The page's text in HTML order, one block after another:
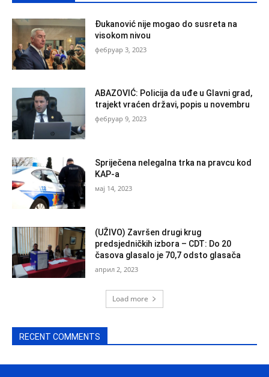
Đukanović nije mogao do susreta na
visokom nivou
фебруар 3, 2023
ABAZOVIĆ: Policija da uđe u Glavni grad,
trajekt vraćen državi, popis u novembru
фебруар 9, 2023
Spriječena nelegalna trka na pravcu kod
KAP-a
мај 14, 2023
(UŽIVO) Završen drugi krug
predsjedničkih izbora – CDT: Do 20
časova glasalo je 70,7 odsto glasača
април 2, 2023
Load more
RECENT COMMENTS